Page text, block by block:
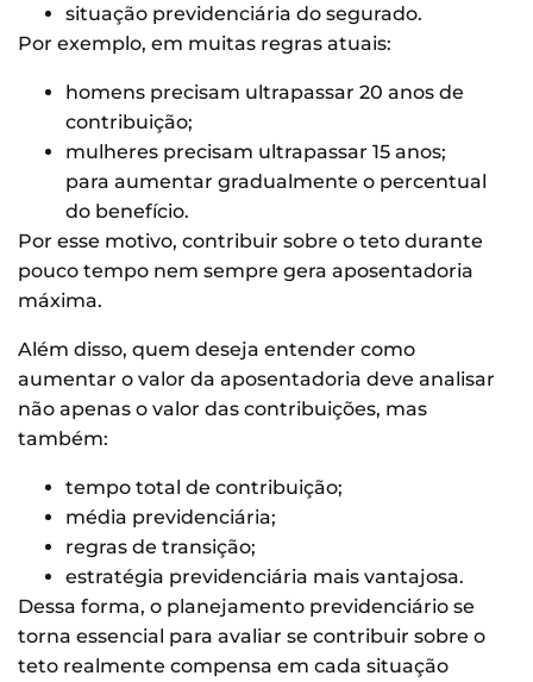
situação previdenciária do segurado.
Por exemplo, em muitas regras atuais:
homens precisam ultrapassar 20 anos de
contribuição;
mulheres precisam ultrapassar 15 anos;
para aumentar gradualmente o percentual
do benefício.
Por esse motivo, contribuir sobre o teto durante
pouco tempo nem sempre gera aposentadoria
máxima.
Além disso, quem deseja entender como
aumentar o valor da aposentadoria deve analisar
não apenas o valor das contribuições, mas
também:
tempo total de contribuição;
média previdenciária;
regras de transição;
estratégia previdenciária mais vantajosa.
Dessa forma, o planejamento previdenciário se
torna essencial para avaliar se contribuir sobre o
teto realmente compensa em cada situação